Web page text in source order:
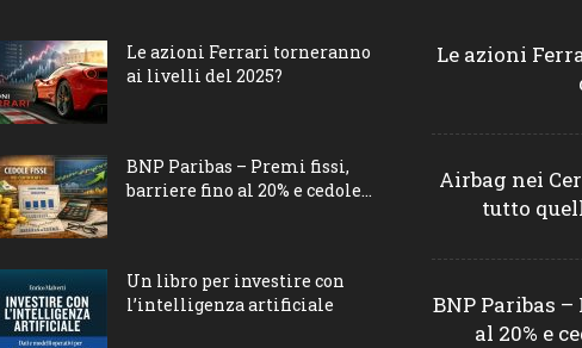
Le azioni Ferrari torneranno
ai livelli del 2025?
BNP Paribas – Premi fissi,
barriere fino al 20% e cedole...
Un libro per investire con
l’intelligenza artificiale
Le azioni
Airbag nei
tutto
BNP Paribas
al 20% e